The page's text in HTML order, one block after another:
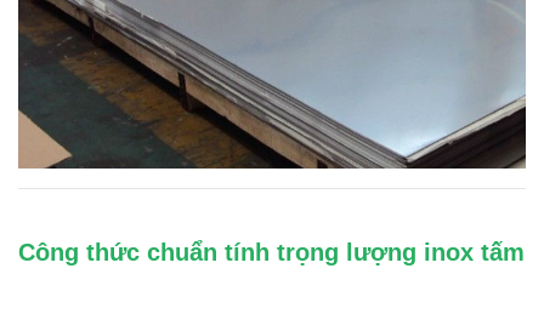
Công thức chuẩn tính trọng lượng inox tấm